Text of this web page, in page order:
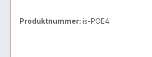
Produktnummer: is-POE4